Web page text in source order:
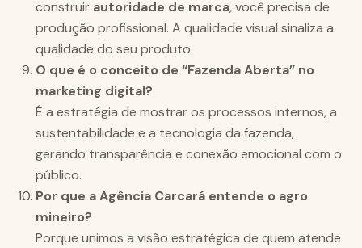
construir autoridade de marca, você precisa de
produção profissional. A qualidade visual sinaliza a
qualidade do seu produto.
O que é o conceito de “Fazenda Aberta” no
marketing digital?
É a estratégia de mostrar os processos internos, a
sustentabilidade e a tecnologia da fazenda,
gerando transparência e conexão emocional com o
público.
Por que a Agência Carcará entende o agro
mineiro?
Porque unimos a visão estratégica de quem atende